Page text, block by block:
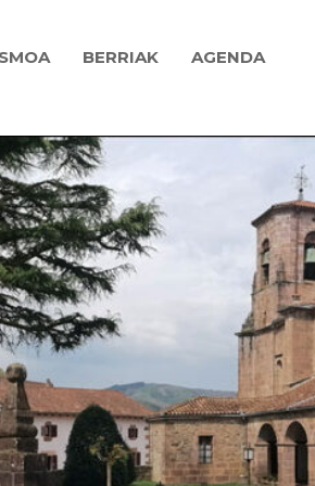
BERRIAK AGENDA